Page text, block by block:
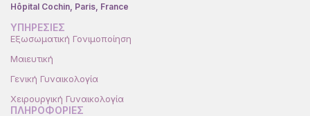
Hôpital Cochin, Paris, France
ΥΠΗΡΕΣΙΕΣ
Εξωσωματική Γονιμοποίηση
Μαιευτική
Γενική Γυναικολογία
Χειρουργική Γυναικολογία
ΠΛΗΡΟΦΟΡΙΕΣ